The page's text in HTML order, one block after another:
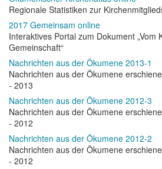
Regionale Statistiken zur
2017 Gemeinsam online
Interaktives Portal zum Dokument „Vom
Gemeinschaft“
Nachrichten aus der Ökumene 2013-1
Nachrichten aus der Ökumene
- 2013
Nachrichten aus der Ökumene 2012-3
Nachrichten aus der Ökumene
- 2012
Nachrichten aus der Ökumene 2012-2
Nachrichten aus der Ökumene
- 2012